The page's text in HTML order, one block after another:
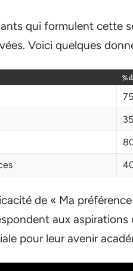
qui formulent cette
Voici quelques
%
de « Ma
aux
pour leur avenir